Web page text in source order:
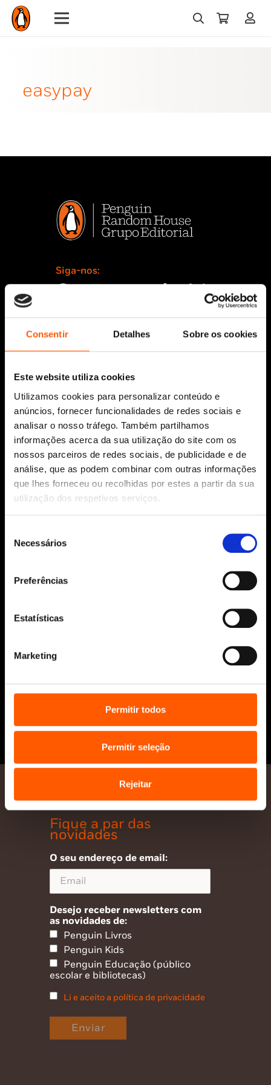
Consentir Detalhes Sobre os cookies
Este website utiliza cookies
Utilizamos cookies para personalizar conteúdo e
anúncios, fornecer funcionalidades de redes sociais e
analisar o nosso tráfego. Também partilhamos
informações acerca da sua utilização do site com os
nossos parceiros de redes sociais, de publicidade e de
análise, que as podem combinar com outras informações
que lhes forneceu ou recolhidas por estes a partir da sua
utilização dos respetivos serviços.
Necessários
Preferências
Estatísticas
Marketing
Permitir todos
Permitir seleção
Rejeitar
easypay
Siga-nos:
Aviso Legal
Política de Cookies
Ajuda, Termos e Condições
© 2026 Penguin Random House Grupo
Editorial Unipessoal Lda.
Todos os direitos reservados.
Desenvolvido por Make It Digital
Sobre nós
Penguin Educação (Escolas e
Distribuição (profissionais)
* Portes grátis para Portugal Continental
e Ilhas em compras superiores a 25€
Fique a par das
novidades
O seu endereço de email:
Desejo receber newsletters com
as novidades de:
Penguin Livros
Penguin Kids
Penguin Educação (público
escolar e bibliotecas)
Li e aceito a política de privacidade